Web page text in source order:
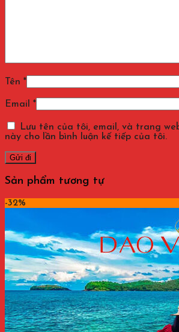
Tên *
Email *
Lưu tên của tôi, email, và trang
này cho lần bình luận kế tiếp của tôi.
Sản phẩm tương tự
-32%